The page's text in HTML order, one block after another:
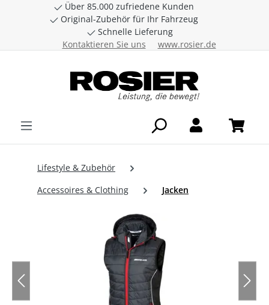
Zum Hauptinhalt springen
Über 85.000 zufriedene Kunden
Original-Zubehör für Ihr Fahrzeug
Schnelle Lieferung
Kontaktieren Sie uns
www.rosier.de
Lifestyle & Zubehör
Accessoires & Clothing
Jacken
Bildergalerie überspringen